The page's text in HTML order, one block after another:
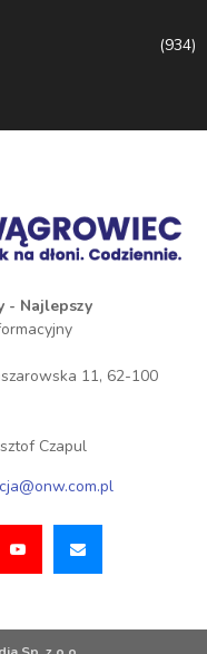
(934)
- Najlepszy
11, 62-100
Czapul